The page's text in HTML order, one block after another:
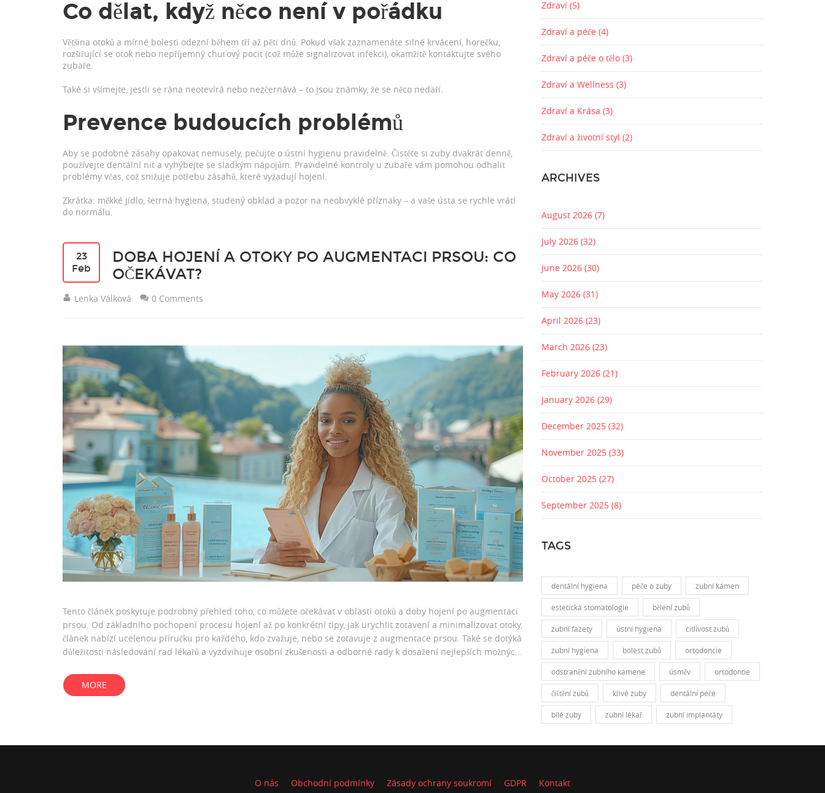
Co dělat, když něco není v pořádku
Většina otoků a mírné bolesti odezní během tří až pěti dnů. Pokud však zaznamenáte silné krvácení, horečku,
rozšiřující se otok nebo nepříjemný chuťový pocit (což může signalizovat infekci), okamžitě kontaktujte svého
zubaře.
Také si všímejte, jestli se rána neotevírá nebo nezčernává – to jsou známky, že se něco nedaří.
Prevence budoucích problémů
Aby se podobné zásahy opakovat nemusely, pečujte o ústní hygienu pravidelně. Čistěte si zuby dvakrát denně,
používejte dentální nit a vyhýbejte se sladkým nápojům. Pravidelné kontroly u zubaře vám pomohou odhalit
problémy včas, což snižuje potřebu zásahů, které vyžadují hojení.
Zkrátka: měkké jídlo, šetrná hygiena, studený obklad a pozor na neobvyklé příznaky – a vaše ústa se rychle vrátí
do normálu.
23
Feb
DOBA HOJENÍ A OTOKY PO AUGMENTACI PRSOU: CO
OČEKÁVAT?
Lenka Válková 0 Comments
Tento článek poskytuje podrobný přehled toho, co můžete očekávat v oblasti otoků a doby hojení po augmentaci
prsou. Od základního pochopení procesu hojení až po konkrétní tipy, jak urychlit zotavení a minimalizovat otoky,
článek nabízí ucelenou příručku pro každého, kdo zvažuje, nebo se zotavuje z augmentace prsou. Také se dotýká
důležitosti následování rad lékařů a vyzdvihuje osobní zkušenosti a odborné rady k dosažení nejlepších možných
MORE
Zdraví (5)
Zdraví a péče (4)
Zdraví a péče o tělo (3)
Zdraví a Wellness (3)
Zdraví a Krása (3)
Zdraví a životní styl (2)
ARCHIVES
August 2026 (7)
July 2026 (32)
June 2026 (30)
May 2026 (31)
April 2026 (23)
March 2026 (23)
February 2026 (21)
January 2026 (29)
December 2025 (32)
November 2025 (33)
October 2025 (27)
September 2025 (8)
TAGS
dentální hygiena péče o zuby zubní kámen
estetická stomatologie bělení zubů
zubní fazety ústní hygiena citlivost zubů
zubní hygiena bolest zubů ortodoncie
odstranění zubního kamene úsměv ortodontie
čištění zubů křivé zuby dentální péče
bílé zuby zubní lékař zubní implantáty
O nás Obchodní podmínky Zásady ochrany soukromí GDPR Kontakt